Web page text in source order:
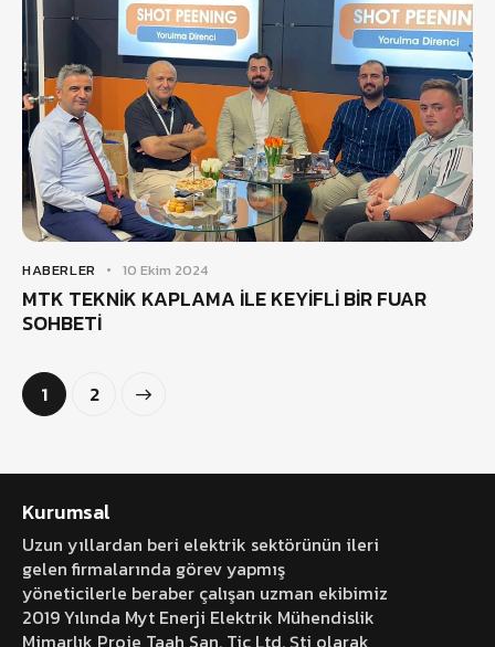
HABERLER 10 Ekim 2024
MTK TEKNİK KAPLAMA İLE KEYİFLİ BİR FUAR
SOHBETİ
1 2
Kurumsal
Uzun yıllardan beri elektrik sektörünün ileri
gelen firmalarında görev yapmış
yöneticilerle beraber çalışan uzman ekibimiz
2019 Yılında Myt Enerji Elektrik Mühendislik